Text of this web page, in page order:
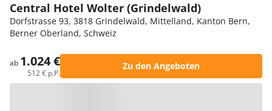
Central Hotel Wolter (Grindelwald)
Dorfstrasse 93, 3818 Grindelwald, Mittelland, Kanton Bern,
Berner Oberland, Schweiz
ab 1.024 €
512 € p.P.
Zu den Angeboten